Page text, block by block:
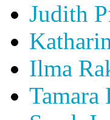
Judith
Ilma
Tamara